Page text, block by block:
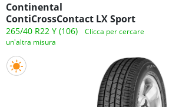
Continental
ContiCrossContact LX Sport
265/40 R22 Y (106)
Clicca per cercare
un'altra misura